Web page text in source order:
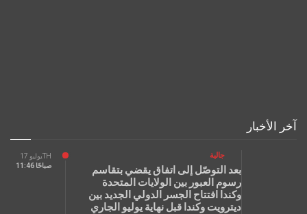
آخر الأخبار
يوليو 17TH
11:46 صباحًا
جالية
بعد التوصّل إلى اتفاق يقضي بتقاسم
رسوم العبور بين الولايات المتحدة
وكندا افتتاح الجسر الدولي الجديد بين
ديترويت وكندا قبل نهاية يوليو الجاري